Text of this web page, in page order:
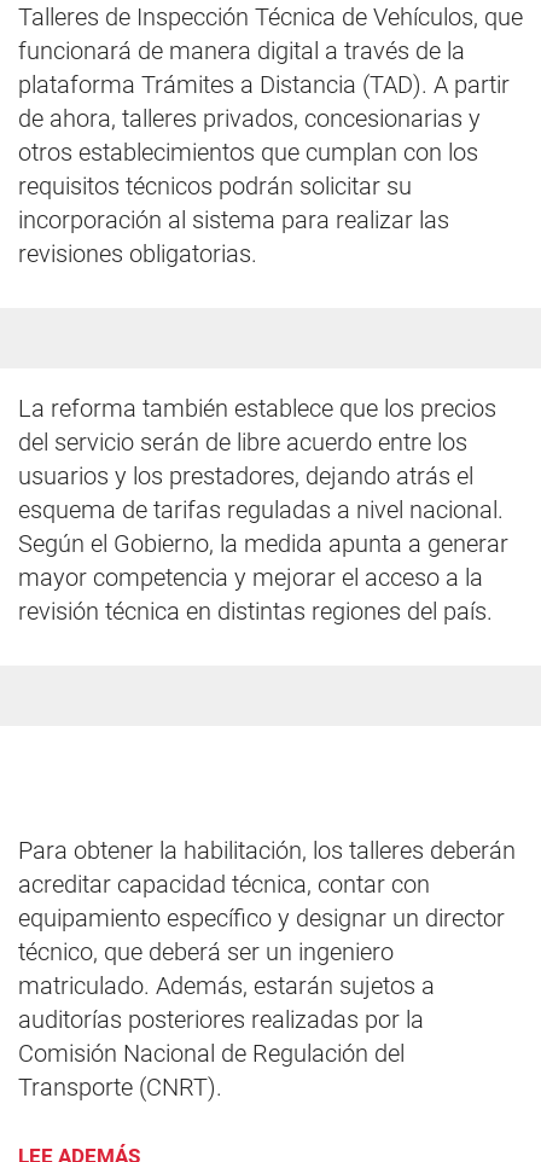
Talleres de Inspección Técnica de Vehículos, que
funcionará de manera digital a través de la
plataforma Trámites a Distancia (TAD). A partir
de ahora, talleres privados, concesionarias y
otros establecimientos que cumplan con los
requisitos técnicos podrán solicitar su
incorporación al sistema para realizar las
revisiones obligatorias.
La reforma también establece que los precios
del servicio serán de libre acuerdo entre los
usuarios y los prestadores, dejando atrás el
esquema de tarifas reguladas a nivel nacional.
Según el Gobierno, la medida apunta a generar
mayor competencia y mejorar el acceso a la
revisión técnica en distintas regiones del país.
Para obtener la habilitación, los talleres deberán
acreditar capacidad técnica, contar con
equipamiento específico y designar un director
técnico, que deberá ser un ingeniero
matriculado. Además, estarán sujetos a
auditorías posteriores realizadas por la
Comisión Nacional de Regulación del
Transporte (CNRT).
LEE ADEMÁS